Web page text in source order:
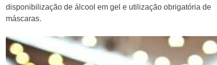
disponibilização de álcool em gel e utilização obrigatória de
máscaras.